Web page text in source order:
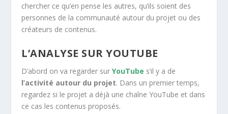
chercher ce qu’en pense les autres, qu’ils soient des
personnes de la communauté autour du projet ou des
créateurs de contenus.
L’ANALYSE SUR YOUTUBE
D’abord on va regarder surYouTube s’il y a de
l’activité autour du projet. Dans un premier temps,
regardez si le projet a déjà une chaîne YouTube et dans
ce cas les contenus proposés.